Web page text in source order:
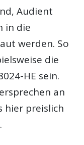
Audient
in die
werden. So
die
HE sein.
an
hier preislich